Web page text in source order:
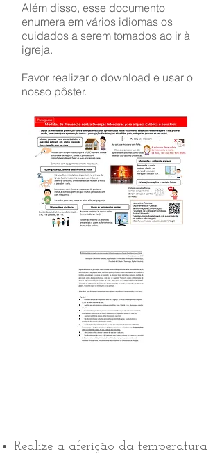
Além disso, esse documento
enumera em vários idiomas os
cuidados a serem tomados ao ir à
igreja.
Favor realizar o download e usar o
nosso pôster.
Realize a aferição da temperatura